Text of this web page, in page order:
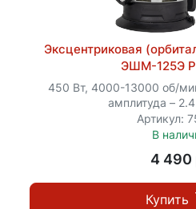
Эксцентриковая
ЭШМ-125Э
450 Вт, 4000-13000 об/
амплитуда –
Артикул:
В
4 490
Купить